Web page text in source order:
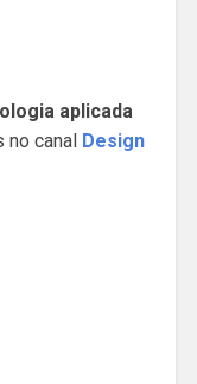
aplicada
canal Design